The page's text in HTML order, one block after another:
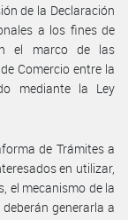
de la Declaración
a los fines de
el marco de las
Comercio entre la
mediante la Ley
de Trámites a
en utilizar,
el mecanismo de la
generarla a